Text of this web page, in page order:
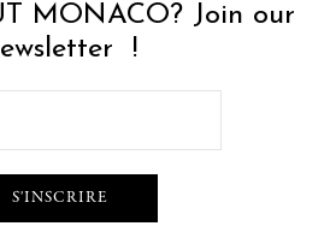
MONACO? Join our
!